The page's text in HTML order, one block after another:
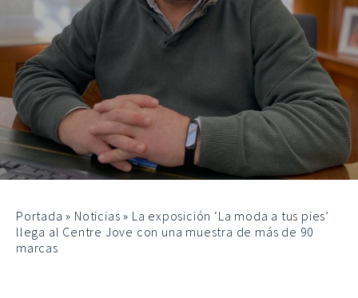
Portada » Noticias » La exposición ‘La moda a tus pies’
llega al Centre Jove con una muestra de más de 90
marcas